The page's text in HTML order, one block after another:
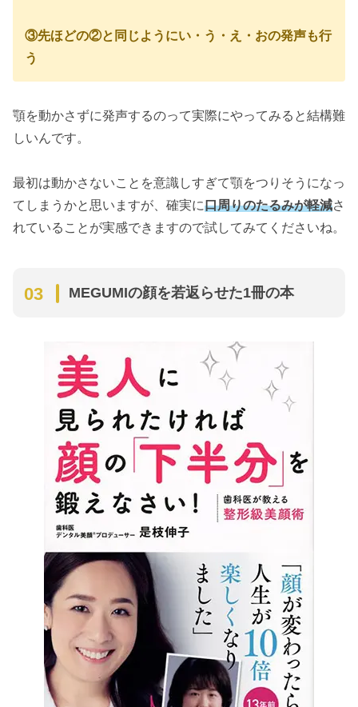
③先ほどの②と同じようにい・う・え・おの発声も行
う
顎を動かさずに発声するのって実際にやってみると結構難
しいんです。
最初は動かさないことを意識しすぎて顎をつりそうになっ
てしまうかと思いますが、確実に口周りのたるみが軽減さ
れていることが実感できますので試してみてくださいね。
MEGUMIの顔を若返らせた1冊の本